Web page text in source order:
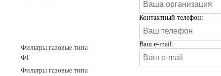
Фильтры газовые типа
ФГ
Фильтры газовые типа
Контактный телефон:
Ваш e-mail: